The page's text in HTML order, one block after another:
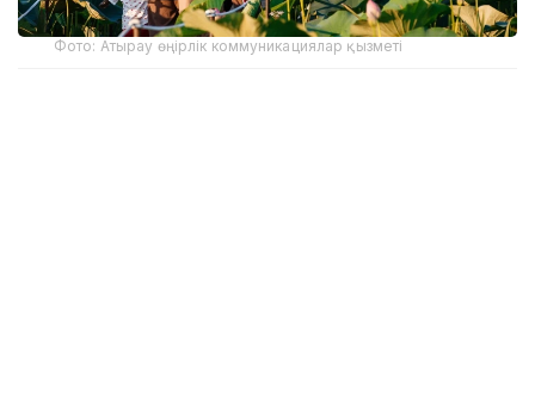
Фото: Атырау өңірлік коммуникациялар қызметі